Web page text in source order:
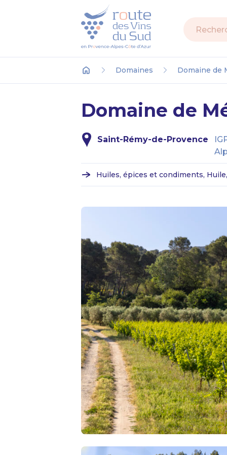
Domaines Domaine de
Domaine de
Saint-Rémy-de-Provence
Huiles, épices et condiments,